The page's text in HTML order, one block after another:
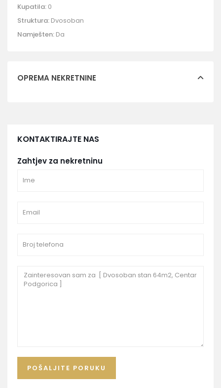
Kupatila: 0
Struktura: Dvosoban
Namješten: Da
OPREMA NEKRETNINE
KONTAKTIRAJTE NAS
Zahtjev za nekretninu